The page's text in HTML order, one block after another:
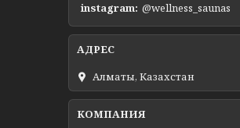
instagram @wellness_saunas
Алматы, Казахстан